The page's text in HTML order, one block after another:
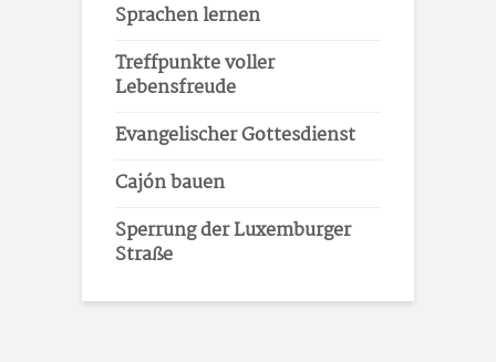
Sprachen lernen
Treffpunkte voller
Lebensfreude
Evangelischer Gottesdienst
Cajón bauen
Sperrung der Luxemburger
Straße